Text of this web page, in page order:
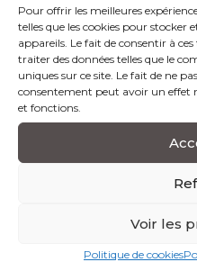
Pour offrir les meilleures
telles que les cookies pour stocker
appareils. Le fait de consentir à
traiter des données telles que le
uniques sur ce site. Le fait de ne
consentement peut avoir un effet
et fonctions.
Voir les
Politique de cookies
leur capacité d’animation.
Méthodes et
Apport théorique
comportements et
communication).
Illustration de l’apport
cas et de vidéos.